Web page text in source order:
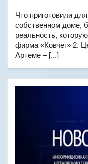
Что приготовили
собственном доме,
реальность,
фирма «Ковчег» 2.
Артеме – [...]